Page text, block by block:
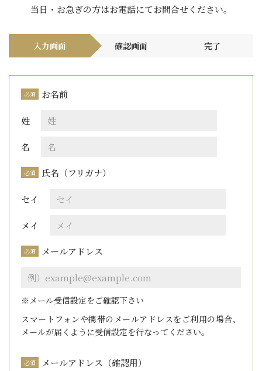
当日・お急ぎの方はお電話にてお問合せください。
入力画面 確認画面 完了
必須 お名前
姓
名
必須 氏名（フリガナ）
セイ
メイ
必須 メールアドレス
※メール受信設定をご確認下さい
スマートフォンや携帯のメールアドレスをご利用の場合、
メールが届くように受信設定を行なってください。
必須 メールアドレス（確認用）